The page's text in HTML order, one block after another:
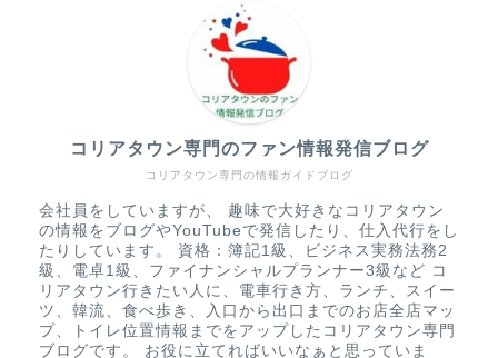
コリアタウン専門の情報ガイドブログ
コリアタウン専門のファン情報発信ブログ
会社員をしていますが、 趣味で大好きなコリアタウン
の情報をブログやYouTubeで発信したり、仕入代行をし
たりしています。 資格：簿記1級、ビジネス実務法務2
級、電卓1級、ファイナンシャルプランナー3級など コ
リアタウン行きたい人に、電車行き方、ランチ、スイー
ツ、韓流、食べ歩き、入口から出口までのお店全店マッ
プ、トイレ位置情報までをアップしたコリアタウン専門
ブログです。 お役に立てればいいなぁと思っていま